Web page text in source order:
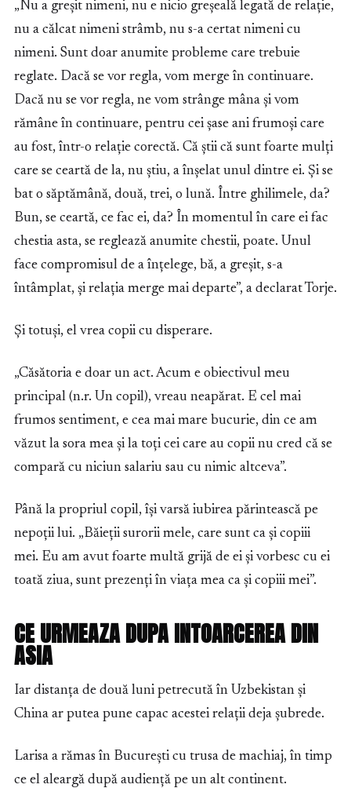
„Nu a greșit nimeni, nu e nicio greșeală legată de relație,
nu a călcat nimeni strâmb, nu s-a certat nimeni cu
nimeni. Sunt doar anumite probleme care trebuie
reglate. Dacă se vor regla, vom merge în continuare.
Dacă nu se vor regla, ne vom strânge mâna și vom
rămâne în continuare, pentru cei șase ani frumoși care
au fost, într-o relație corectă. Că știi că sunt foarte mulți
care se ceartă de la, nu știu, a înșelat unul dintre ei. Și se
bat o săptămână, două, trei, o lună. Între ghilimele, da?
Bun, se ceartă, ce fac ei, da? În momentul în care ei fac
chestia asta, se reglează anumite chestii, poate. Unul
face compromisul de a înțelege, bă, a greșit, s-a
întâmplat, și relația merge mai departe”, a declarat Torje.
Și totuși, el vrea copii cu disperare.
„Căsătoria e doar un act. Acum e obiectivul meu
principal (n.r. Un copil), vreau neapărat. E cel mai
frumos sentiment, e cea mai mare bucurie, din ce am
văzut la sora mea și la toți cei care au copii nu cred că se
compară cu niciun salariu sau cu nimic altceva”.
Până la propriul copil, își varsă iubirea părintească pe
nepoții lui. „Băieții surorii mele, care sunt ca și copiii
mei. Eu am avut foarte multă grijă de ei și vorbesc cu ei
toată ziua, sunt prezenți în viața mea ca și copiii mei”.
CE URMEAZA DUPA INTOARCEREA DIN
ASIA
Iar distanța de două luni petrecută în Uzbekistan și
China ar putea pune capac acestei relații deja șubrede.
Larisa a rămas în București cu trusa de machiaj, în timp
ce el aleargă după audiență pe un alt continent.